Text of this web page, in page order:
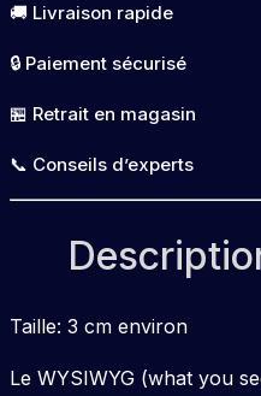
🚚 Livraison rapide
🔒 Paiement sécurisé
🏪 Retrait en magasin
📞 Conseils d’experts
Taille: 3 cm environ
Le WYSIWYG (what you